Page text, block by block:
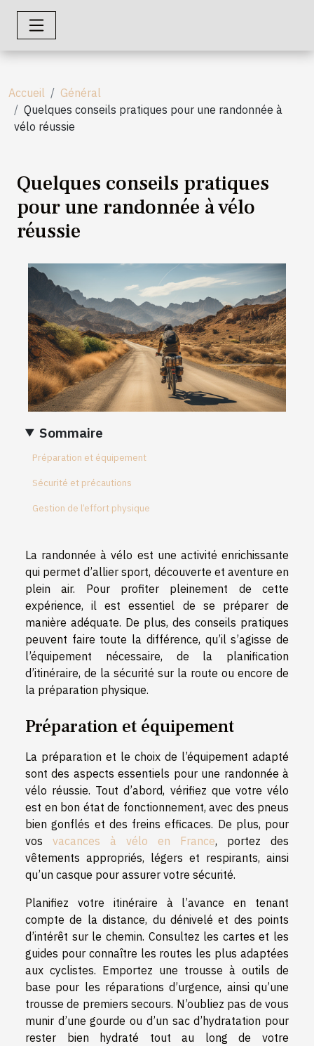
Accueil
Général
Quelques conseils pratiques pour une randonnée à
vélo réussie
Quelques conseils pratiques
pour une randonnée à vélo
réussie
Sommaire
Préparation et équipement
Sécurité et précautions
Gestion de l’effort physique
La randonnée à vélo est une activité enrichissante
qui permet d’allier sport, découverte et aventure en
plein air. Pour profiter pleinement de cette
expérience, il est essentiel de se préparer de
manière adéquate. De plus, des conseils pratiques
peuvent faire toute la différence, qu’il s’agisse de
l’équipement nécessaire, de la planification
d’itinéraire, de la sécurité sur la route ou encore de
la préparation physique.
Préparation et équipement
La préparation et le choix de l’équipement adapté
sont des aspects essentiels pour une randonnée à
vélo réussie. Tout d’abord, vérifiez que votre vélo
est en bon état de fonctionnement, avec des pneus
bien gonflés et des freins efficaces. De plus, pour
vos vacances à vélo en France, portez des
vêtements appropriés, légers et respirants, ainsi
qu’un casque pour assurer votre sécurité.
Planifiez votre itinéraire à l’avance en tenant
compte de la distance, du dénivelé et des points
d’intérêt sur le chemin. Consultez les cartes et les
guides pour connaître les routes les plus adaptées
aux cyclistes. Emportez une trousse à outils de
base pour les réparations d’urgence, ainsi qu’une
trousse de premiers secours. N’oubliez pas de vous
munir d’une gourde ou d’un sac d’hydratation pour
rester bien hydraté tout au long de votre